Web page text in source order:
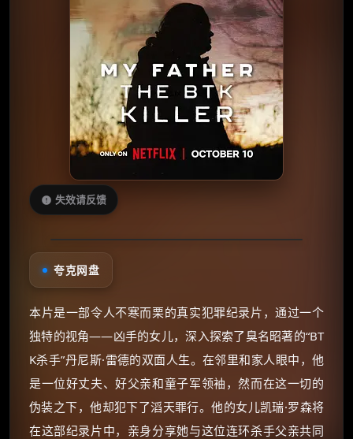
失效请反馈
夸克网盘
本片是一部令人不寒而栗的真实犯罪纪录片，通过一个
独特的视角——凶手的女儿，深入探索了臭名昭著的“BT
K杀手”丹尼斯·雷德的双面人生。在邻里和家人眼中，他
是一位好丈夫、好父亲和童子军领袖，然而在这一切的
伪装之下，他却犯下了滔天罪行。他的女儿凯瑞·罗森将
在这部纪录片中，亲身分享她与这位连环杀手父亲共同